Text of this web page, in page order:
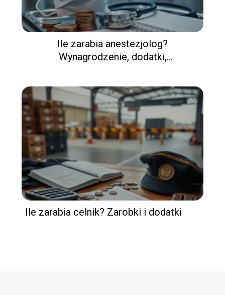
Ile zarabia anestezjolog?
Wynagrodzenie, dodatki,
Ile zarabia celnik? Zarobki i dodatki